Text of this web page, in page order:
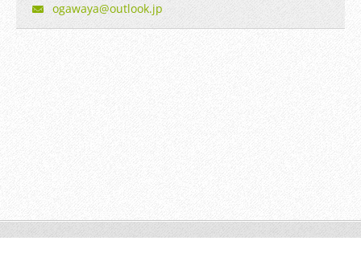
ogawaya@outlook.jp